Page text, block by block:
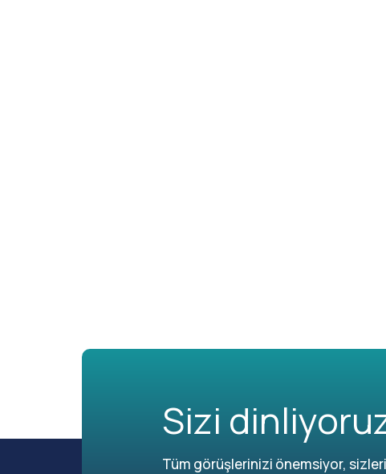
Sizi
Tüm görüşlerinizi önemsiyor,